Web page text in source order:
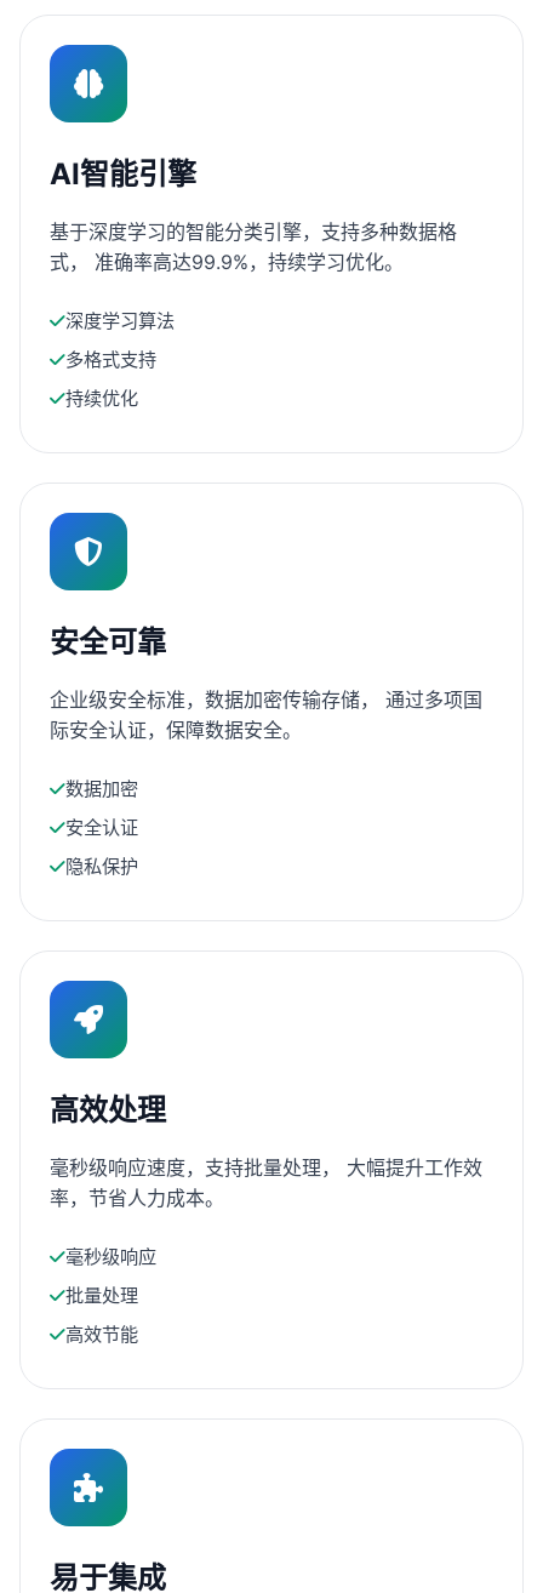
AI智能引擎
基于深度学习的智能分类引擎，支持多种数据格
式， 准确率高达99.9%，持续学习优化。
深度学习算法
多格式支持
持续优化
安全可靠
企业级安全标准，数据加密传输存储， 通过多项国
际安全认证，保障数据安全。
数据加密
安全认证
隐私保护
高效处理
毫秒级响应速度，支持批量处理， 大幅提升工作效
率，节省人力成本。
毫秒级响应
批量处理
高效节能
易于集成